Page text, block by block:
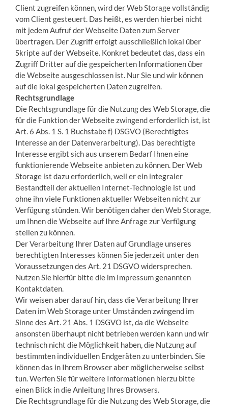
Client zugreifen können, wird der Web Storage vollständig
vom Client gesteuert. Das heißt, es werden hierbei nicht
mit jedem Aufruf der Webseite Daten zum Server
übertragen. Der Zugriff erfolgt ausschließlich lokal über
Skripte auf der Webseite. Konkret bedeutet das, dass ein
Zugriff Dritter auf die gespeicherten Informationen über
die Webseite ausgeschlossen ist. Nur Sie und wir können
auf die lokal gespeicherten Daten zugreifen.
Rechtsgrundlage
Die Rechtsgrundlage für die Nutzung des Web Storage, die
für die Funktion der Webseite zwingend erforderlich ist, ist
Art. 6 Abs. 1 S. 1 Buchstabe f) DSGVO (Berechtigtes
Interesse an der Datenverarbeitung). Das berechtigte
Interesse ergibt sich aus unserem Bedarf Ihnen eine
funktionierende Webseite anbieten zu können. Der Web
Storage ist dazu erforderlich, weil er ein integraler
Bestandteil der aktuellen Internet-Technologie ist und
ohne ihn viele Funktionen aktueller Webseiten nicht zur
Verfügung stünden. Wir benötigen daher den Web Storage,
um Ihnen die Webseite auf Ihre Anfrage zur Verfügung
stellen zu können.
Der Verarbeitung Ihrer Daten auf Grundlage unseres
berechtigten Interesses können Sie jederzeit unter den
Voraussetzungen des Art. 21 DSGVO widersprechen.
Nutzen Sie hierfür bitte die im Impressum genannten
Kontaktdaten.
Wir weisen aber darauf hin, dass die Verarbeitung Ihrer
Daten im Web Storage unter Umständen zwingend im
Sinne des Art. 21 Abs. 1 DSGVO ist, da die Webseite
ansonsten überhaupt nicht betrieben werden kann und wir
technisch nicht die Möglichkeit haben, die Nutzung auf
bestimmten individuellen Endgeräten zu unterbinden. Sie
können das in Ihrem Browser aber möglicherweise selbst
tun. Werfen Sie für weitere Informationen hierzu bitte
einen Blick in die Anleitung Ihres Browsers.
Die Rechtsgrundlage für die Nutzung des Web Storage, die